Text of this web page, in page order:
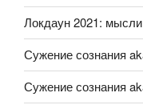
Локдаун 2021:
Сужение сознания
Сужение сознания